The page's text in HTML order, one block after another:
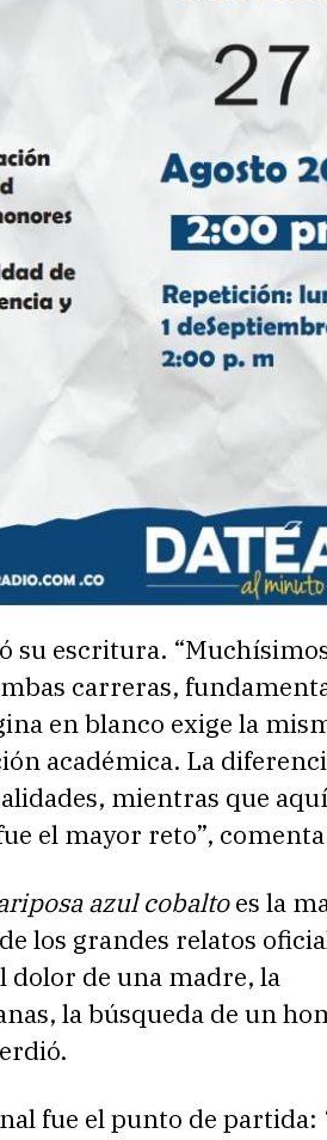
su escritura.
carreras,
en blanco exige la
académica. La
mientras que
el mayor reto”,
azul cobaltoes la
los grandes relatos
dolor de una madre, la
la búsqueda de un
fue el punto de partida: